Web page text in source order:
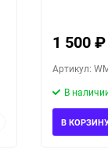
1 500₽
Артикул:
В
В